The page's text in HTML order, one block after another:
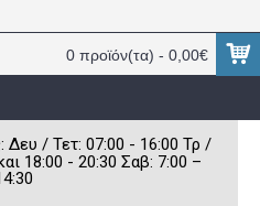
0 προϊόν(τα) - 0,00€
Δευ / Τετ: 07:00 - 16:00 Τρ /
18:00 - 20:30 Σαβ: 7:00 –